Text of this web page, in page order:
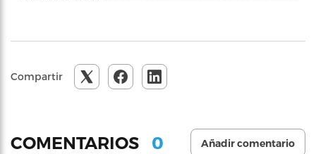
Compartir
COMENTARIOS 0 Añadir comentario